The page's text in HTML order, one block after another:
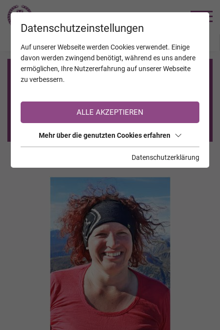
Registrierung auf TrauerHilfe.it
Sie sind noch nicht auf TrauerHilfe.it registriert?
>> zur kostenlosen Registrierung <<
Datenschutzeinstellungen
Auf unserer Webseite werden Cookies verwendet. Einige
davon werden zwingend benötigt, während es uns andere
ermöglichen, Ihre Nutzererfahrung auf unserer Webseite
zu verbessern.
ALLE AKZEPTIEREN
Mehr über die genutzten Cookies erfahren
Datenschutzerklärung
JAHRESTAGE KALENDER VERSTORBENE